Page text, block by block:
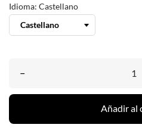
Idioma: Castellano
–
Añadir al